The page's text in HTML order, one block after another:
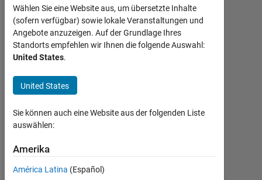
Ahmet
Hakan
UYANIK
Aktiv
seit
Followers:
Following:
Wählen Sie eine Website aus, um übersetzte Inhalte
(sofern verfügbar) sowie lokale Veranstaltungen und
Angebote anzuzeigen. Auf der Grundlage Ihres
Standorts empfehlen wir Ihnen die folgende Auswahl:
United States.
United States
Sie können auch eine Website aus der folgenden Liste
auswählen:
Amerika
América Latina (Español)